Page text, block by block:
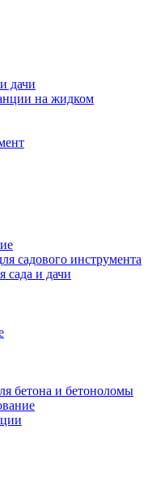
дачи
на жидком
садового инструмента
сада и дачи
бетона и бетоноломы